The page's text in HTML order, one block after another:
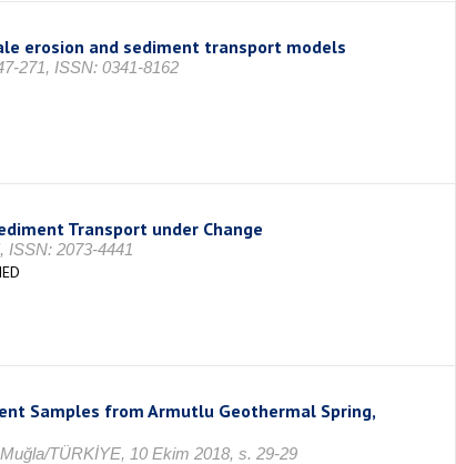
erosion and sediment transport models
271, ISSN: 0341-8162
Transport under Change
ISSN: 2073-4441
Samples from Armutlu Geothermal Spring,
TÜRKİYE, 10 Ekim 2018, s. 29-29